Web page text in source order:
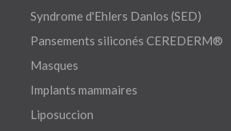
Syndrome d'Ehlers Danlos (SED)
Pansements siliconés CEREDERM®
Masques
Implants mammaires
Liposuccion